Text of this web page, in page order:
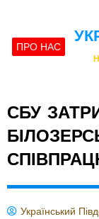
ПРО НАС
СБУ
Український